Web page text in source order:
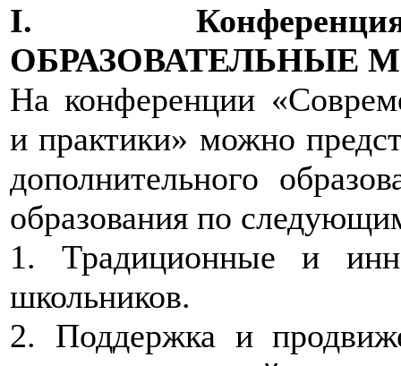
I.
ОБРАЗОВАТЕЛЬНЫЕ
На конференции
и практики» можно
дополнительного
образования по
1. Традиционные и
школьников.
2. Поддержка и